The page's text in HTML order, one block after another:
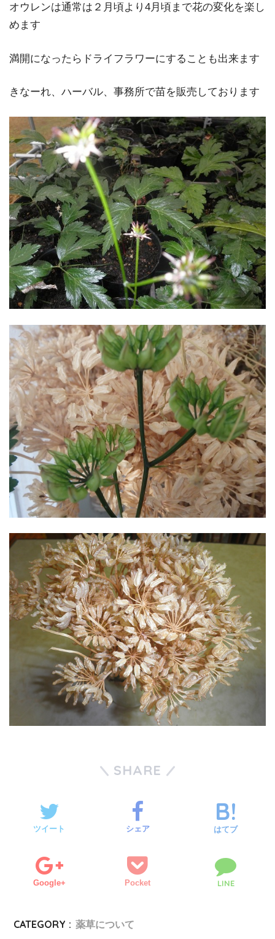
オウレンは通常は２月頃より4月頃まで花の変化を楽し
めます
満開になったらドライフラワーにすることも出来ます
きなーれ、ハーバル、事務所で苗を販売しております
SHARE
ツイート シェア はてブ
Google+ Pocket LINE
CATEGORY : 薬草について